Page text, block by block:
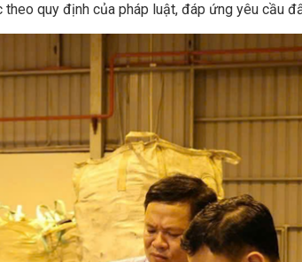
quy định của pháp luật, đáp ứng yêu cầu